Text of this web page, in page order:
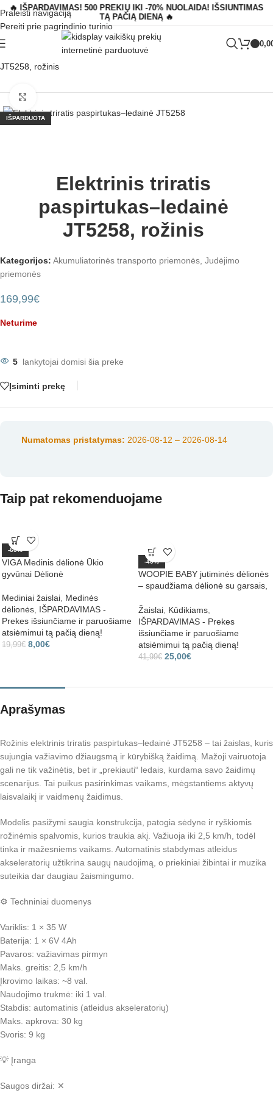
Praleisti navigaciją
Pereiti prie pagrindinio turinio
🔥 IŠPARDAVIMAS! 500 PREKIŲ IKI -70% NUOLAIDA! IŠSIUNTIMAS
TĄ PAČIĄ DIENĄ 🔥
Parduotuvė»Elektrinis triratis paspirtukas–ledainė
JT5258, rožinis
IŠPARDUOTA
Elektrinis triratis
paspirtukas–ledainė
JT5258, rožinis
Kategorijos: Akumuliatorinės transporto priemonės, Judėjimo
priemonės
169,99€
Neturime
5 lankytojai domisi šia preke
Įsiminti prekę
Numatomas pristatymas: 2026-08-12 – 2026-08-14
Taip pat rekomenduojame
-60%
VIGA Medinis dėlionė Ūkio
gyvūnai Dėlionė
Mediniai žaislai Medinės
dėlionės IŠPARDAVIMAS -
Prekes išsiunčiame ir paruošiame
atsiėmimui tą pačią dieną!
19,99€ 8,00€
-40%
WOOPIE BABY jutiminės dėlionės
– spaudžiama dėlionė su garsais,
Žaislai, Kūdikiams,
IŠPARDAVIMAS - Prekes
išsiunčiame ir paruošiame
atsiėmimui tą pačią dieną!
41,99€ 25,00€
Aprašymas
Rožinis elektrinis triratis paspirtukas–ledainė JT5258 – tai žaislas, kuris
sujungia važiavimo džiaugsmą ir kūrybišką žaidimą. Mažoji vairuotoja
gali ne tik važinėtis, bet ir „prekiauti“ ledais, kurdama savo žaidimų
scenarijus. Tai puikus pasirinkimas vaikams, mėgstantiems aktyvų
laisvalaikį ir vaidmenų žaidimus.
Modelis pasižymi saugia konstrukcija, patogia sėdyne ir ryškiomis
rožinėmis spalvomis, kurios traukia akį. Važiuoja iki 2,5 km/h, todėl
tinka ir mažesniems vaikams. Automatinis stabdymas atleidus
akseleratorių užtikrina saugų naudojimą, o priekiniai žibintai ir muzika
suteikia dar daugiau žaismingumo.
⚙️ Techniniai duomenys
Variklis: 1 × 35 W
Baterija: 1 × 6V 4Ah
Pavaros: važiavimas pirmyn
Maks. greitis: 2,5 km/h
Įkrovimo laikas: ~8 val.
Naudojimo trukmė: iki 1 val.
Stabdis: automatinis (atleidus akseleratorių)
Maks. apkrova: 30 kg
Svoris: 9 kg
💡 Įranga
Saugos diržai: ✕